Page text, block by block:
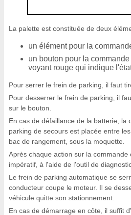
La palette est constituée de deux
un élément pour la
un bouton pour la
voyant rouge qui indique
Pour serrer le frein de parking, il faut
Pour desserrer le frein de parking, il
sur le bouton.
En cas de défaillance de la batterie, la
parking de secours est placée entre
bac de rangement, sous la moquette.
Après chaque action sur la
impératif, à l'aide de l'outil de
Le frein de parking automatique se
conducteur coupe le moteur. Il se
véhicule quitte son stationnement.
En cas de démarrage en côte, il suffit